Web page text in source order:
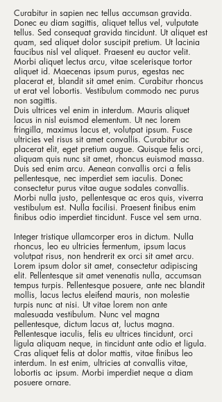
Curabitur in sapien nec tellus accumsan gravida.
Donec eu diam sagittis, aliquet tellus vel, vulputate
tellus. Sed consequat gravida tincidunt. Ut aliquet est
quam, sed aliquet dolor suscipit pretium. Ut lacinia
faucibus nisl vel aliquet. Praesent eu auctor velit.
Morbi aliquet lectus arcu, vitae scelerisque tortor
aliquet id. Maecenas ipsum purus, egestas nec
placerat et, blandit sit amet enim. Curabitur rhoncus
ut erat vel lobortis. Vestibulum commodo nec purus
non sagittis.
Duis ultrices vel enim in interdum. Mauris aliquet
lacus in nisl euismod elementum. Ut nec lorem
fringilla, maximus lacus et, volutpat ipsum. Fusce
ultricies vel risus sit amet convallis. Curabitur ac
placerat elit, eget pretium augue. Quisque felis orci,
aliquam quis nunc sit amet, rhoncus euismod massa.
Duis sed enim arcu. Aenean convallis orci a felis
pellentesque, nec imperdiet sem iaculis. Donec
consectetur purus vitae augue sodales convallis.
Morbi nulla justo, pellentesque ac eros quis, viverra
vestibulum est. Nulla facilisi. Praesent finibus enim
finibus odio imperdiet tincidunt. Fusce vel sem urna.
Integer tristique ullamcorper eros in dictum. Nulla
rhoncus, leo eu ultricies fermentum, ipsum lacus
volutpat risus, non hendrerit ex orci sit amet arcu.
Lorem ipsum dolor sit amet, consectetur adipiscing
elit. Pellentesque sit amet venenatis nulla, accumsan
tempus turpis. Pellentesque posuere, ante nec blandit
mollis, lacus lectus eleifend mauris, non molestie
turpis nunc at nisi. Ut vitae lorem non ante
malesuada vestibulum. Nunc vel magna
pellentesque, dictum lacus at, luctus magna.
Pellentesque iaculis, felis eu ultrices tincidunt, orci
ligula aliquam neque, in tincidunt ante odio et ligula.
Cras aliquet felis at dolor mattis, vitae finibus leo
interdum. In est enim, ultricies at convallis vitae,
lobortis ac ipsum. Morbi imperdiet neque a diam
posuere ornare.